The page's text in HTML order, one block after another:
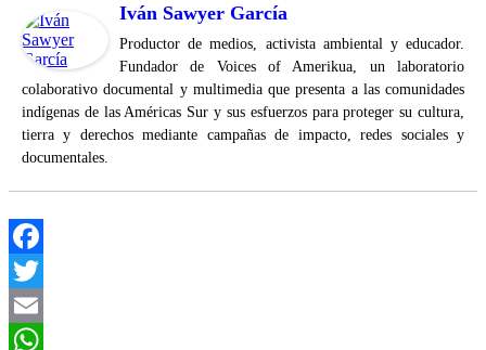
Iván Sawyer García
Productor de medios, activista ambiental y educador.
Fundador de Voices of Amerikua, un laboratorio
colaborativo documental y multimedia que presenta a las comunidades
indígenas de las Américas Sur y sus esfuerzos para proteger su cultura,
tierra y derechos mediante campañas de impacto, redes sociales y
documentales.
Facebook
Twitter
Email